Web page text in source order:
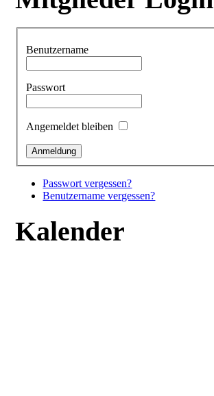
Benutzername
Passwort
Angemeldet bleiben
Passwort vergessen?
Benutzername vergessen?
Kalender